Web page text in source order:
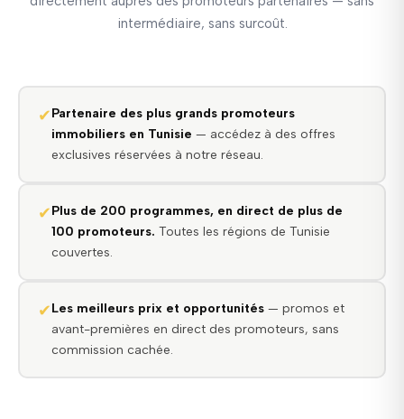
intermédiaire, sans surcoût.
✔Partenaire des plus grands promoteurs
immobiliers en Tunisie — accédez à des offres
exclusives réservées à notre réseau.
✔Plus de 200 programmes, en direct de plus de
100 promoteurs. Toutes les régions de Tunisie
couvertes.
✔Les meilleurs prix et opportunités— promos et
avant-premières en direct des promoteurs, sans
commission cachée.